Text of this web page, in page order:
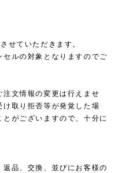
せていただきます。
ルの対象となりますのでご
文情報の変更は行えませ
取り拒否等が発覚した場
がございますので、十分に
品、交換、並びにお客様の